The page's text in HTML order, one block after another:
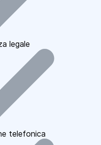
legale
telefonica